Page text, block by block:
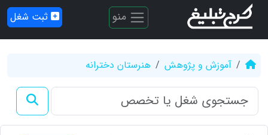
منو ثبت شغل
آموزش و پژوهش هنرستان دخترانه